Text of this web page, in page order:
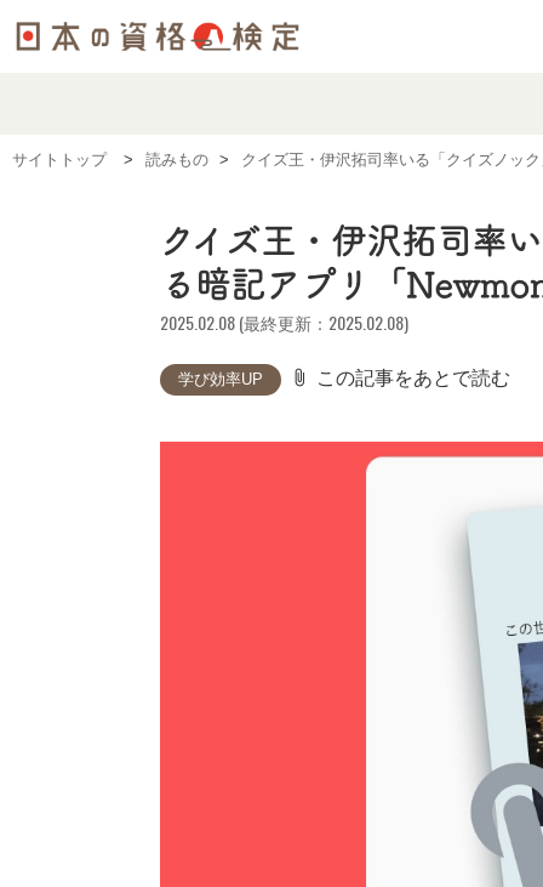
サイトトップ 読みもの クイズ王・伊沢拓司率いる「クイズノッ
クイズ王・伊沢拓司率
る暗記アプリ「
2025.02.08 (最終更新：2025.02.08)
学び効率UP attach_file この記事をあとで読む